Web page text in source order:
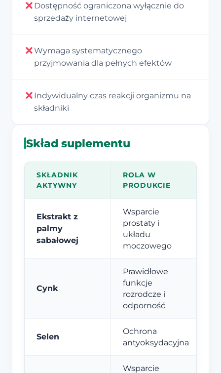
Dostępność ograniczona wyłącznie do
sprzedaży internetowej
Wymaga systematycznego
przyjmowania dla pełnych efektów
Indywidualny czas reakcji organizmu na
składniki
Skład suplementu
SKŁADNIK
AKTYWNY
ROLA W
PRODUKCIE
Ekstrakt z
palmy
sabałowej
Wsparcie
prostaty i
układu
moczowego
Cynk
Prawidłowe
funkcje
rozrodcze i
odporność
Selen
Ochrona
antyoksydacyjna
Wsparcie